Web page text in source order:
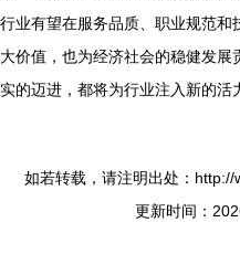
行业有望在服务品质、职业规范和
大价值，也为经济社会的稳健发
实的迈进，都将为行业注入新的活
如若转载，请注明出处：
更新时间：